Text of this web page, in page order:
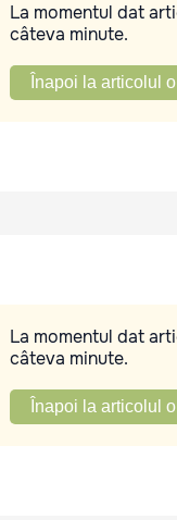
La momentul dat
câteva minute.
Înapoi la articolul
La momentul dat
câteva minute.
Înapoi la articolul